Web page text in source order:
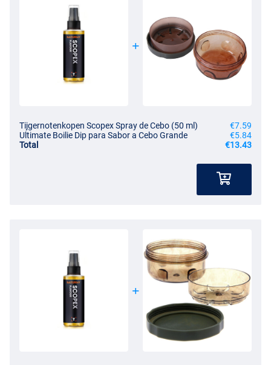
Tijgernotenkopen Scopex Spray de Cebo (50 ml)
€7.59
Ultimate Boilie Dip para Sabor a Cebo Grande
€5.84
Total
€13.43